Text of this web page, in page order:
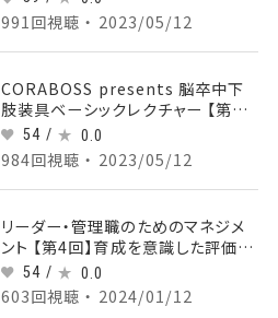
Part④
991回視聴 ・ 2023/05/12
CORABOSS presents 脳卒中下
肢装具ベーシックレクチャー 【第7
回】急性期から始める装具療法
Part②
54 / 0.0
984回視聴 ・ 2023/05/12
リーダー・管理職のためのマネジメ
ント 【第4回】育成を意識した評価制
度 Part①人事評価制度の概要
54 / 0.0
603回視聴 ・ 2024/01/12